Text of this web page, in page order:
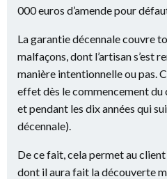
000 euros d’amende pour
La garantie décennale couvre
malfaçons, dont l’artisan s’est
manière intentionnelle ou pas.
effet dès le commencement
et pendant les dix années qui
décennale).
De ce fait, cela permet au
dont il aura fait la découverte